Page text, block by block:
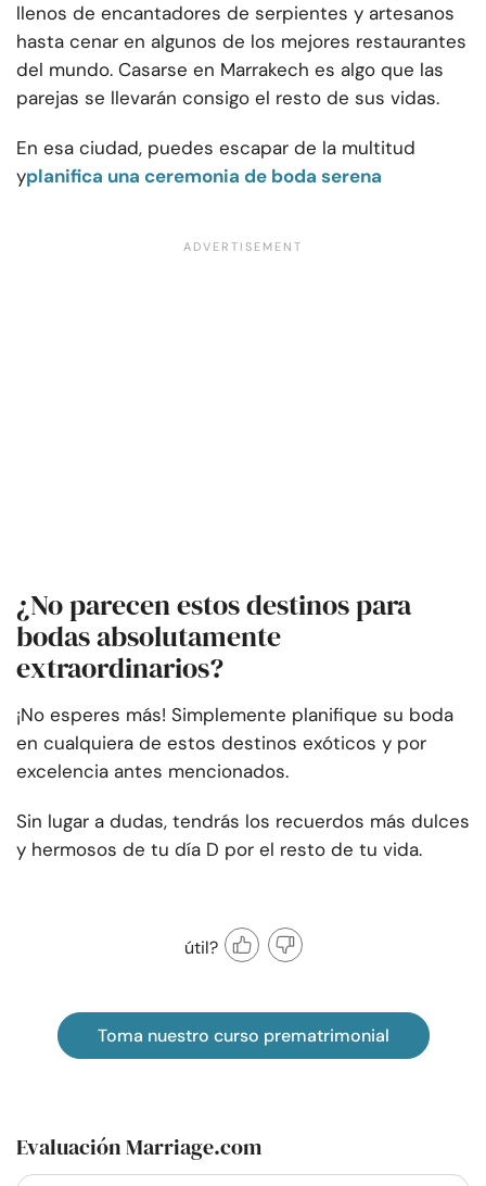
llenos de encantadores de serpientes y artesanos
hasta cenar en algunos de los mejores restaurantes
del mundo. Casarse en Marrakech es algo que las
parejas se llevarán consigo el resto de sus vidas.
En esa ciudad, puedes escapar de la multitud
yplanifica una ceremonia de boda serena
¿No parecen estos destinos para
bodas absolutamente
extraordinarios?
¡No esperes más! Simplemente planifique su boda
en cualquiera de estos destinos exóticos y por
excelencia antes mencionados.
Sin lugar a dudas, tendrás los recuerdos más dulces
y hermosos de tu día D por el resto de tu vida.
útil?
Toma nuestro curso prematrimonial
Evaluación Marriage.com